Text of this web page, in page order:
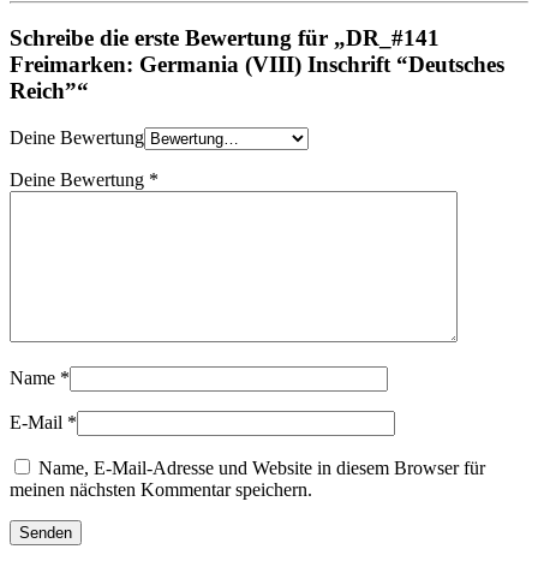
Schreibe die erste Bewertung für „DR_#141
Freimarken: Germania (VIII) Inschrift “Deutsches
Reich”“
Deine Bewertung
Deine Bewertung *
Name *
E-Mail *
Name, E-Mail-Adresse und Website in diesem Browser für
meinen nächsten Kommentar speichern.